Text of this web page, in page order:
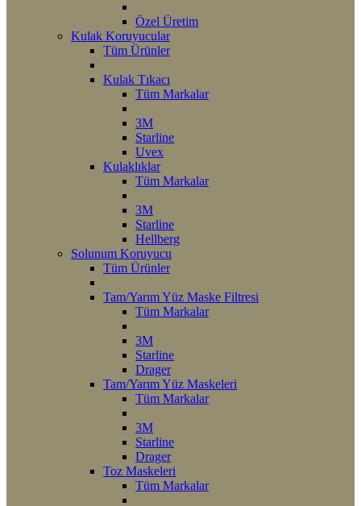
Özel Üretim
Kulak Koruyucular
Tüm Ürünler
Kulak Tıkacı
Tüm Markalar
3M
Starline
Uvex
Kulaklıklar
Tüm Markalar
3M
Starline
Hellberg
Solunum Koruyucu
Tüm Ürünler
Tam/Yarım Yüz Maske Filtresi
Tüm Markalar
3M
Starline
Drager
Tam/Yarım Yüz Maskeleri
Tüm Markalar
3M
Starline
Drager
Toz Maskeleri
Tüm Markalar